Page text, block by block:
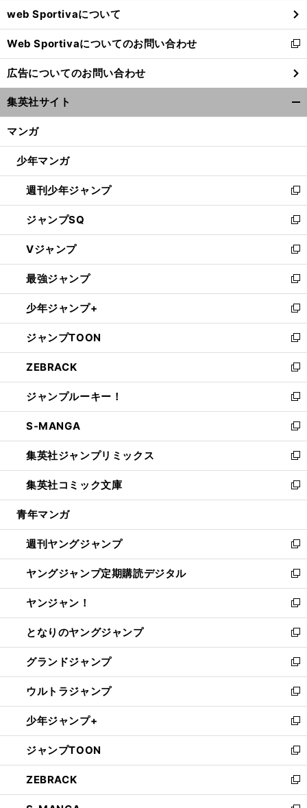
で
開
く
web Sportivaについて
Web Sportivaについてのお問い合わせ
新
し
い
ウ
ィ
ン
ウ
開
く
広告についてのお問い合わせ
集英社サイト
マンガ
少年マンガ
週刊少年ジャンプ
新
し
い
ウ
ィ
ン
ド
ウ
で
開
く
ジャンプSQ
新
し
い
ウ
ィ
ン
ド
ウ
で
開
く
Vジャンプ
新
し
い
ウ
ィ
ン
ド
ウ
で
開
く
最強ジャンプ
新
し
い
ウ
ィ
ン
ド
ウ
で
開
く
少年ジャンプ+
新
し
い
ウ
ィ
ン
ド
ウ
で
開
く
ジャンプTOON
新
し
い
ウ
ィ
ン
ド
ウ
で
開
く
ZEBRACK
新
し
い
ウ
ィ
ン
ド
ウ
で
開
ジャンプルーキー！
新
し
い
ウ
ィ
ン
ド
ウ
開
く
S-MANGA
新
し
い
ウ
ィ
ン
ウ
で
開
く
集英社ジャンプリミックス
新
し
い
ウ
ン
ド
ウ
で
開
く
集英社コミック文庫
新
し
ウ
ィ
ン
ド
ウ
で
開
く
青年マンガ
週刊ヤングジャンプ
新
し
い
ウ
ィ
ン
ド
ウ
で
開
く
ヤングジャンプ定期購読デジタル
新
し
い
ウ
ィ
ン
ド
ウ
で
開
く
ヤンジャン！
新
し
い
ウ
ィ
ン
ド
ウ
で
開
く
となりのヤングジャンプ
新
し
い
ウ
ィ
ン
ド
ウ
で
開
く
グランドジャンプ
新
し
い
ウ
ィ
ン
ド
ウ
で
開
ウルトラジャンプ
新
し
い
ウ
ィ
ン
ド
ウ
少年ジャンプ+
新
し
い
ウ
ィ
ン
ジャンプTOON
新
し
い
ウ
ZEBRACK
新
し